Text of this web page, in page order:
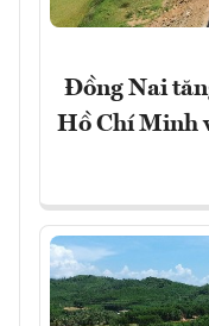
Đồng Nai
Hồ Chí Minh